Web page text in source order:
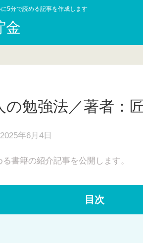
5分で読める記事を作成します
金
の勉強法／著者：
2025年6月4日
書籍の紹介記事を公開します。
目次